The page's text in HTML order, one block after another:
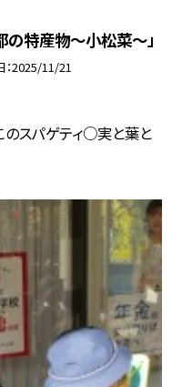
特産物～小松菜～」
2025/11/21
スパゲティ○実と葉と